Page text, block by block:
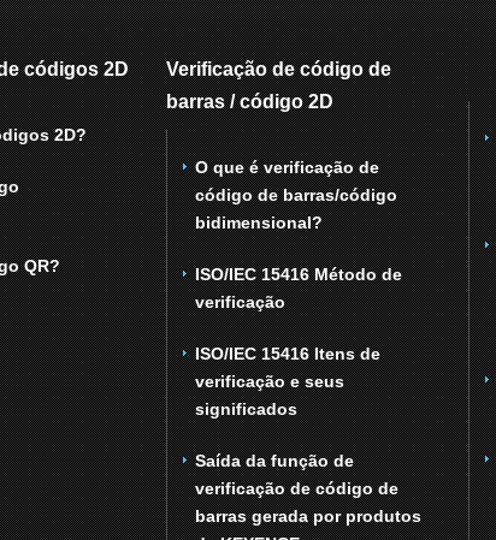
códigos 2D
2D?
QR?
Verificação de código de
barras / código 2D
O que é verificação de
código de barras/código
bidimensional?
ISO/IEC 15416 Método de
verificação
ISO/IEC 15416 Itens de
verificação e seus
significados
Saída da função de
verificação de código de
barras gerada por produtos